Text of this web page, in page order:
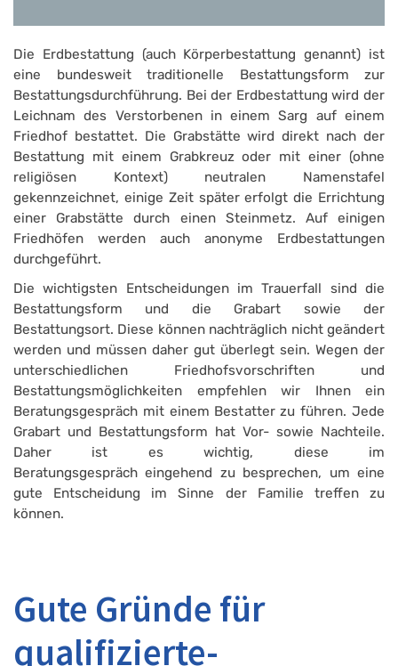
Die Erdbestattung (auch Körperbestattung genannt) ist
eine bundesweit traditionelle Bestattungsform zur
Bestattungsdurchführung. Bei der Erdbestattung wird der
Leichnam des Verstorbenen in einem Sarg auf einem
Friedhof bestattet. Die Grabstätte wird direkt nach der
Bestattung mit einem Grabkreuz oder mit einer (ohne
religiösen Kontext) neutralen Namenstafel
gekennzeichnet, einige Zeit später erfolgt die Errichtung
einer Grabstätte durch einen Steinmetz. Auf einigen
Friedhöfen werden auch anonyme Erdbestattungen
durchgeführt.
Die wichtigsten Entscheidungen im Trauerfall sind die
Bestattungsform und die Grabart sowie der
Bestattungsort. Diese können nachträglich nicht geändert
werden und müssen daher gut überlegt sein. Wegen der
unterschiedlichen Friedhofsvorschriften und
Bestattungsmöglichkeiten empfehlen wir Ihnen ein
Beratungsgespräch mit einem Bestatter zu führen. Jede
Grabart und Bestattungsform hat Vor- sowie Nachteile.
Daher ist es wichtig, diese im
Beratungsgespräch eingehend zu besprechen, um eine
gute Entscheidung im Sinne der Familie treffen zu
können.
Gute Gründe für
qualifizierte-